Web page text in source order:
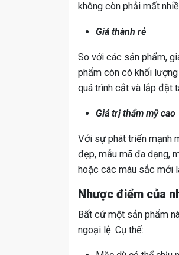
không còn phải mất
Giá thành rẻ
So với các sản phẩm,
phẩm còn có khối
quá trình cắt và lắp đặt
Giá trị thẩm mỹ cao
Với sự phát triển mạnh
đẹp, mẫu mã đa dạng,
hoặc các màu sắc mới
Nhược điểm của
Bất cứ một sản phẩm
ngoại lệ. Cụ thể: